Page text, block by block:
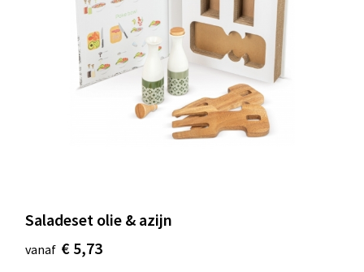
Saladeset olie & azijn
vanaf € 5,73